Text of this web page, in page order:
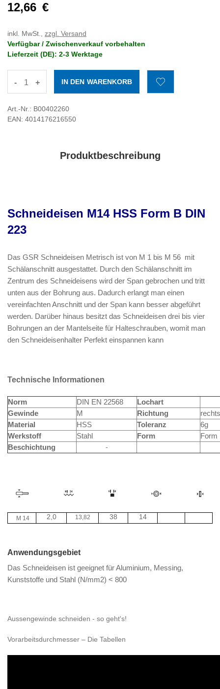
12,66 €
inkl. MwSt., zzgl. Versand
Verfügbar / Zwischenverkauf vorbehalten
Lieferzeit (DE): 2-3 Werktage
- +
Art.-Nr.: B00402260
EAN: 4014176216550
Produktbeschreibung
Schneideisen M14 HSS Form B DIN
223
Das GSR Schneideisen Metrisch ist von M 1 bis M 56 mit
Schälanschnitt ausgestattet. Durch den Schälanschnitt im
Zentrum des Schneideisens wird der Span gebrochen und tritt
unten aus der Bohrung aus. Dadurch erlangt man einen
vereinfachten Anschnitt und der Span kann besser abgeführt
werden. Darüber hinaus besitzt das Schneideisen drei bis vier
Bohrungen an der Mantelseite für Halteschrauben, womit man
den Schneideisenhalter Perfekt einspannen kann
Technische Informationen
Norm DIN EN 22568
Lochart
Gewinde
M Richtung
rechts
Material
HSS Toleranz
6g
Werkstoff
Stahl Form
Form
Beschichtung
-
M 14 2,0 13,82 38 14
Anwendungsgebiet
Das Schneideisen ist geeignet für Aluminium, Messing,
Kunststoffe und Stahl (N/mm2) < 800
Aussengewinde schneiden - so geht's!
Vorarbeitsdurchmesser – Die Tabellen